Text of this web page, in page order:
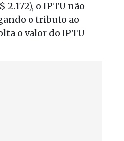
2.172), o IPTU não
o tributo ao
o valor do IPTU